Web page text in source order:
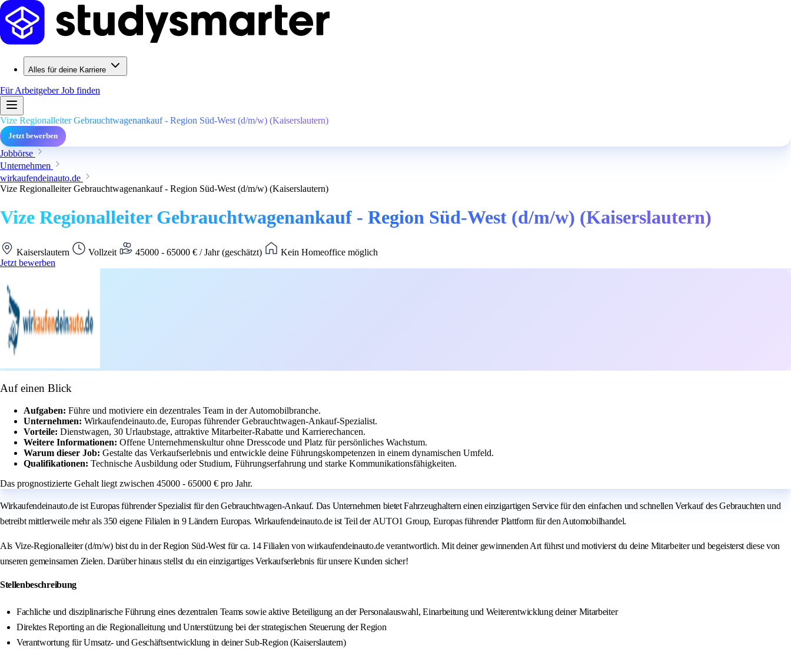
Alles für deine Karriere
Für ArbeitgeberJob finden
Vize Regionalleiter Gebrauchtwagenankauf - Region Süd-West (d/m/w) (Kaiserslautern)
Jetzt bewerben
Jobbörse
Unternehmen
wirkaufendeinauto.de
Vize Regionalleiter Gebrauchtwagenankauf - Region Süd-West (d/m/w) (Kaiserslautern)
Vize Regionalleiter Gebrauchtwagenankauf - Region Süd-West (d/m/w) (Kaiserslautern)
Kaiserslautern Vollzeit 45000 - 65000 € / Jahr (geschätzt)
Kein Homeoffice möglich
Jetzt bewerben
Auf einen Blick
Aufgaben: Führe und motiviere ein dezentrales Team in der Automobilbranche.
Unternehmen: Wirkaufendeinauto.de, Europas führender Gebrauchtwagen-Ankauf-Spezialist.
Vorteile: Dienstwagen, 30 Urlaubstage, attraktive Mitarbeiter-Rabatte und Karrierechancen.
Weitere Informationen: Offene Unternehmenskultur ohne Dresscode und Platz für persönliches Wachstum.
Warum dieser Job: Gestalte das Verkaufserlebnis und entwickle deine Führungskompetenzen in einem dynamischen Umfeld.
Qualifikationen: Technische Ausbildung oder Studium, Führungserfahrung und starke Kommunikationsfähigkeiten.
Das prognostizierte Gehalt liegt zwischen 45000 - 65000 € pro Jahr.
Wirkaufendeinauto.de ist Europas führender Spezialist für den Gebrauchtwagen-Ankauf. Das Unternehmen bietet Fahrzeughaltern einen einzigartigen Service für den einfachen und schnellen Verkauf des Gebrauchten und
betreibt mittlerweile mehr als 350 eigene Filialen in 9 Ländern Europas. Wirkaufendeinauto.de ist Teil der AUTO1 Group, Europas führender Plattform für den Automobilhandel.
Als Vize-Regionalleiter (d/m/w) bist du in der Region Süd-West für ca. 14 Filialen von wirkaufendeinauto.de verantwortlich. Mit deiner gewinnenden Art führst und motivierst du deine Mitarbeiter und begeisterst diese von
unseren gemeinsamen Zielen. Darüber hinaus stellst du ein einzigartiges Verkaufserlebnis für unsere Kunden sicher!
Stellenbeschreibung
Fachliche und disziplinarische Führung eines dezentralen Teams sowie aktive Beteiligung an der Personalauswahl, Einarbeitung und Weiterentwicklung deiner Mitarbeiter
Direktes Reporting an die Regionalleitung und Unterstützung bei der strategischen Steuerung der Region
Verantwortung für Umsatz- und Geschäftsentwicklung in deiner Sub-Region (Kaiserslautern)